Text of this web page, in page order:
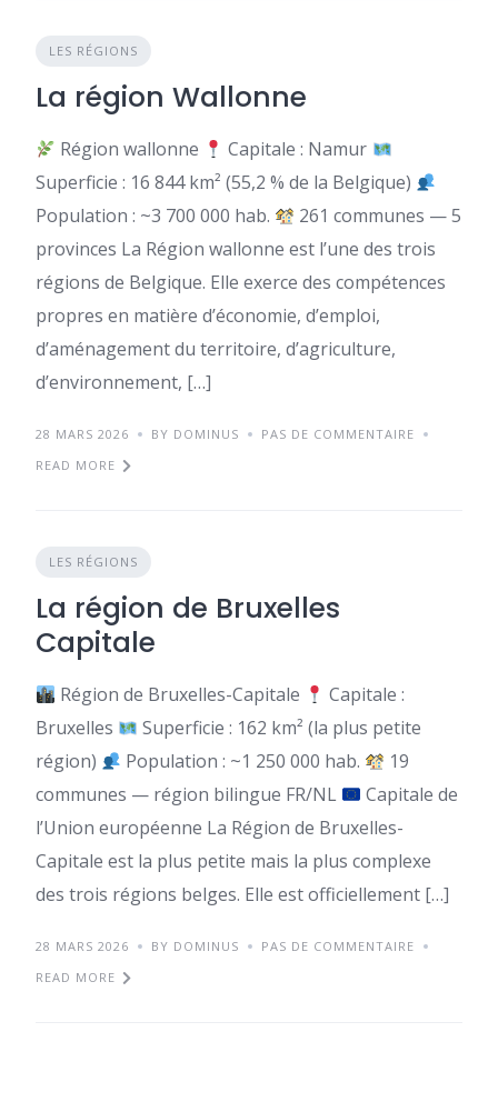
LES RÉGIONS
La région Wallonne
Région wallonne
Capitale : Namur
Superficie : 16 844 km² (55,2 % de la Belgique)
Population : ~3 700 000 hab.
261 communes — 5
provinces La Région wallonne est l’une des trois
régions de Belgique. Elle exerce des compétences
propres en matière d’économie, d’emploi,
d’aménagement du territoire, d’agriculture,
d’environnement, […]
28 MARS 2026 BY DOMINUS
PAS DE COMMENTAIRE
READ MORE
LES RÉGIONS
La région de Bruxelles
Capitale
Région de Bruxelles-Capitale
Capitale :
Bruxelles
Superficie : 162 km² (la plus petite
région)
Population : ~1 250 000 hab.
19
communes — région bilingue FR/NL
Capitale de
l’Union européenne La Région de Bruxelles-
Capitale est la plus petite mais la plus complexe
des trois régions belges. Elle est officiellement […]
28 MARS 2026 BY DOMINUS
PAS DE COMMENTAIRE
READ MORE